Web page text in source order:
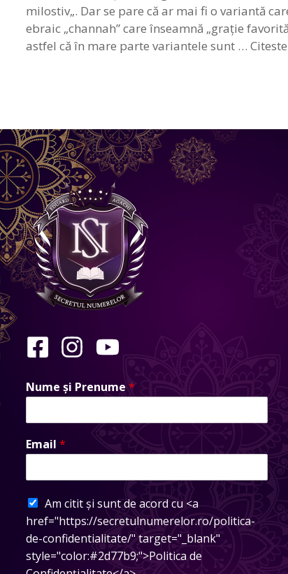
milostiv„. Dar se pare că ar mai fi o variantă
ebraic „channah” care înseamnă „graţie
astfel că în mare parte variantele sunt …
Nume și Prenume*
Email *
Am citit și sunt de acord cu <a
href="https://secretulnumerelor.ro/politica-
de-confidentialitate/" target="_blank"
style="color:#2d77b9;">Politica de